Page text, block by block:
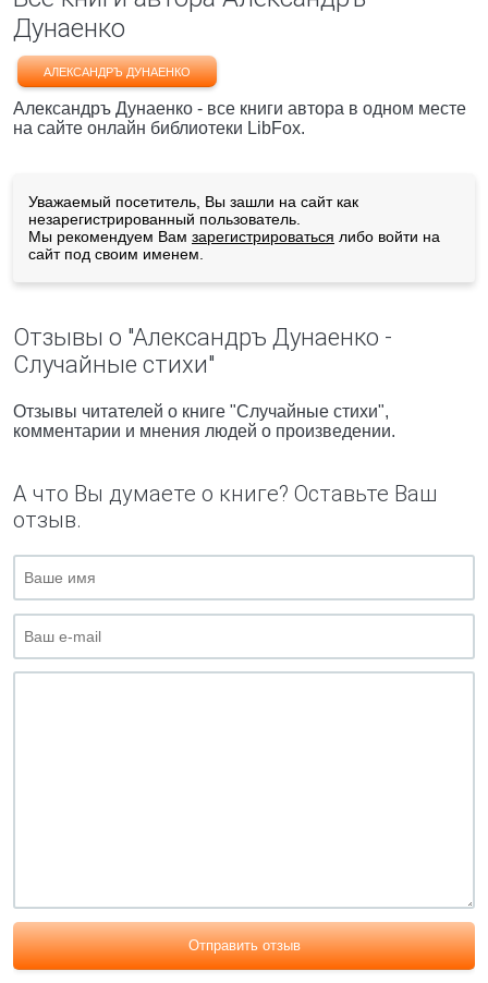
Дунаенко
АЛЕКСАНДРЪ ДУНАЕНКО
Александръ Дунаенко - все книги автора в одном месте
на сайте онлайн библиотеки LibFox.
Уважаемый посетитель, Вы зашли на сайт как
незарегистрированный пользователь.
Мы рекомендуем Вам зарегистрироваться либо войти на
сайт под своим именем.
Отзывы о "Александръ Дунаенко -
Случайные стихи"
Отзывы читателей о книге "Случайные стихи",
комментарии и мнения людей о произведении.
А что Вы думаете о книге? Оставьте Ваш
отзыв.
Отправить отзыв